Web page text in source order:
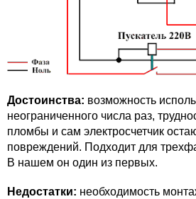
Достоинства: возможность
неограниченного числа раз,
пломбы и сам электросчетчик
повреждений. Подходит для
В нашем он один из первых.
Недостатки: необходимость